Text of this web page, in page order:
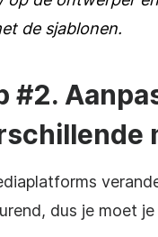
de sjablonen.
#2.
dus je moet je